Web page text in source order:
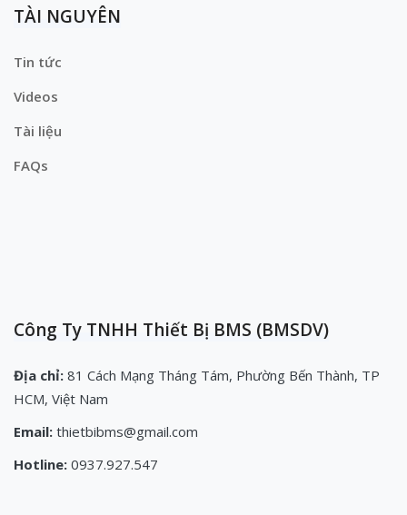
TÀI NGUYÊN
Tin tức
Videos
Tài liệu
FAQs
Công Ty TNHH Thiết Bị BMS (BMSDV)
Địa chỉ: 81 Cách Mạng Tháng Tám, Phường Bến Thành, TP
HCM, Việt Nam
Email: thietbibms@gmail.com
Hotline: 0937.927.547